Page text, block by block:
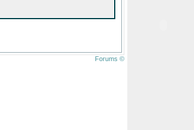
Forums ©